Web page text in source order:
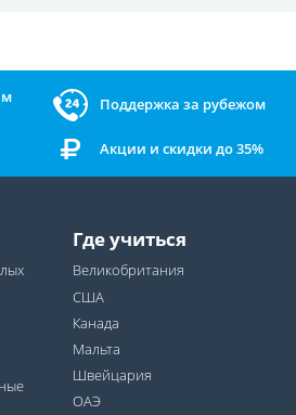
Поддержка за рубежом
Акции и скидки до 35%
Где учиться
Великобритания
США
Канада
Мальта
Швейцария
ОАЭ